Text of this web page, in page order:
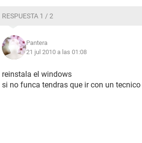
RESPUESTA 1 / 2
Pantera
21 jul 2010 a las 01:08
reinstala el windows
si no funca tendras que ir con un tecnico